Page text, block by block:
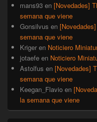
mans93 en [Novedades]
semana que viene
Gonsilvus en
semana que viene
Kriger en Noticiero
jotaefe en Noticiero
Astolfus en [Novedades]
semana que viene
Keegan_Flavio en
la semana que viene